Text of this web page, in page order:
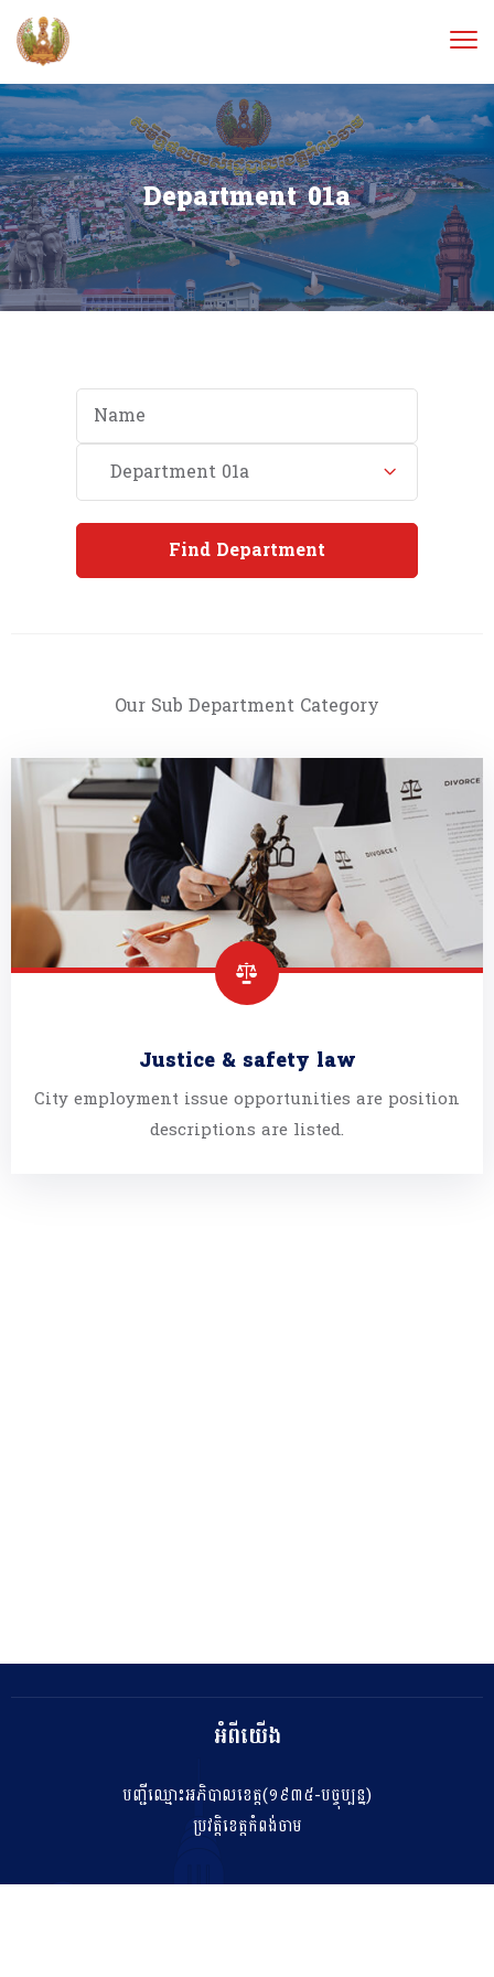
Department 01a
Name
Category
Department 01a
Find
Department
Our Sub Department Category
Justice & safety law
City employment issue opportunities are position
descriptions are listed.
អំពីយើង
បញ្ជីឈ្មោះអភិបាលខេត្ត(១៩៣៥-បច្ចុប្បន្ន)
ប្រវត្តិខេត្តកំពង់ចាម